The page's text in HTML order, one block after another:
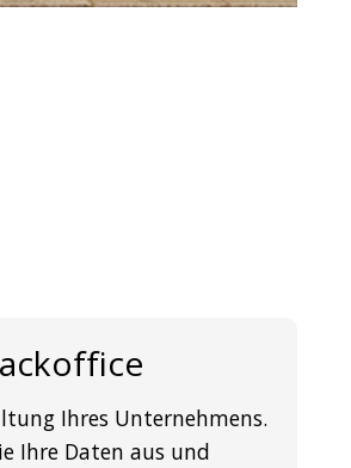
Ihres Unternehmens.
Ihre Daten aus und